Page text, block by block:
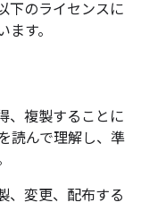
、あるいは関連し
の他の不法行為の
広告、または販
を促進するために
下のライセンスに
す。
、複製することに
読んで理解し、準
、変更、配布する